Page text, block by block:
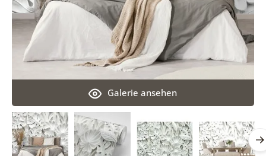
Galerie ansehen